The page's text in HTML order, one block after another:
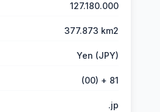
127.180.000
377.873 km2
Yen (JPY)
(00) + 81
.jp